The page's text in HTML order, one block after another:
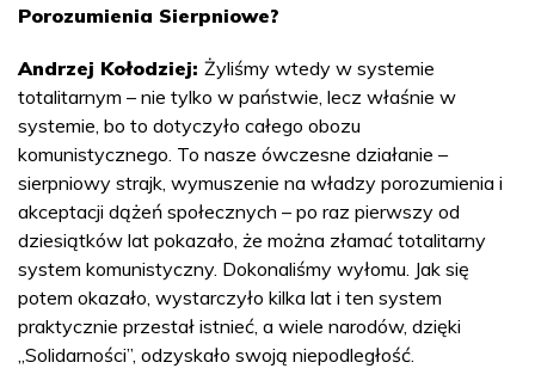
Porozumienia Sierpniowe?
Andrzej Kołodziej: Żyliśmy wtedy w systemie
totalitarnym – nie tylko w państwie, lecz właśnie w
systemie, bo to dotyczyło całego obozu
komunistycznego. To nasze ówczesne działanie –
sierpniowy strajk, wymuszenie na władzy porozumienia i
akceptacji dążeń społecznych – po raz pierwszy od
dziesiątków lat pokazało, że można złamać totalitarny
system komunistyczny. Dokonaliśmy wyłomu. Jak się
potem okazało, wystarczyło kilka lat i ten system
praktycznie przestał istnieć, a wiele narodów, dzięki
„Solidarności”, odzyskało swoją niepodległość.